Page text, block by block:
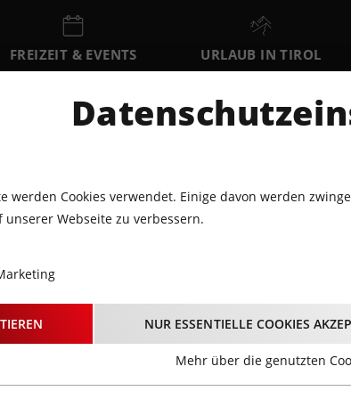
FREIZEIT & EVENTS URLAUB IN TIROL
EVENTKALENDER
SO MO
Nice Corner
04.11.2022 -
werden Cookies verwendet. Einige davon werden
Webseite zu verbessern.
NUR ESSENTIELLE COOKIES
Mehr über die genutzten